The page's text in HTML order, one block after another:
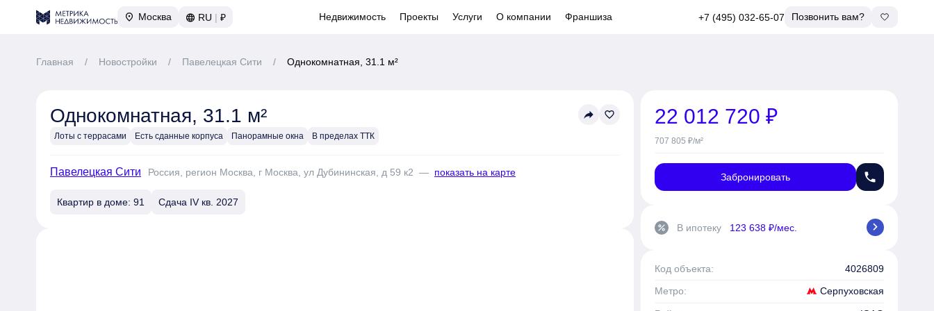
Москва RU | ₽ Недвижимость Проекты Услуги О компании Франшиза +7 (495) 032-65-07 Позвонить вам?
Главная / Новостройки / Павелецкая Сити / Однокомнатная, 31.1 м²
Однокомнатная, 31.1 м²
Лоты с террасами Есть сданные корпуса Панорамные окна В пределах ТТК
reply favorite_border
Павелецкая Сити Россия, регион Москва, г Москва, ул Дубининская, д 59 к2 — показать на карте
Квартир в доме: 91 Сдача IV кв. 2027
22 012 720 ₽
707 805 ₽/м²
Забронировать phone
percent В ипотеку 123 638 ₽/мес. chevron_right
Код объекта: 4026809
Метро: Серпуховская